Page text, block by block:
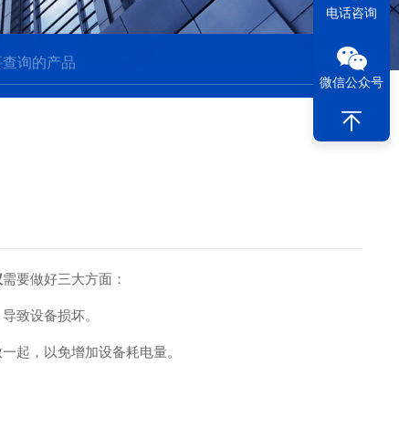
需要做好三大方面：
致设备损坏。
起，以免增加设备耗电量。
电话咨询
微信公众号